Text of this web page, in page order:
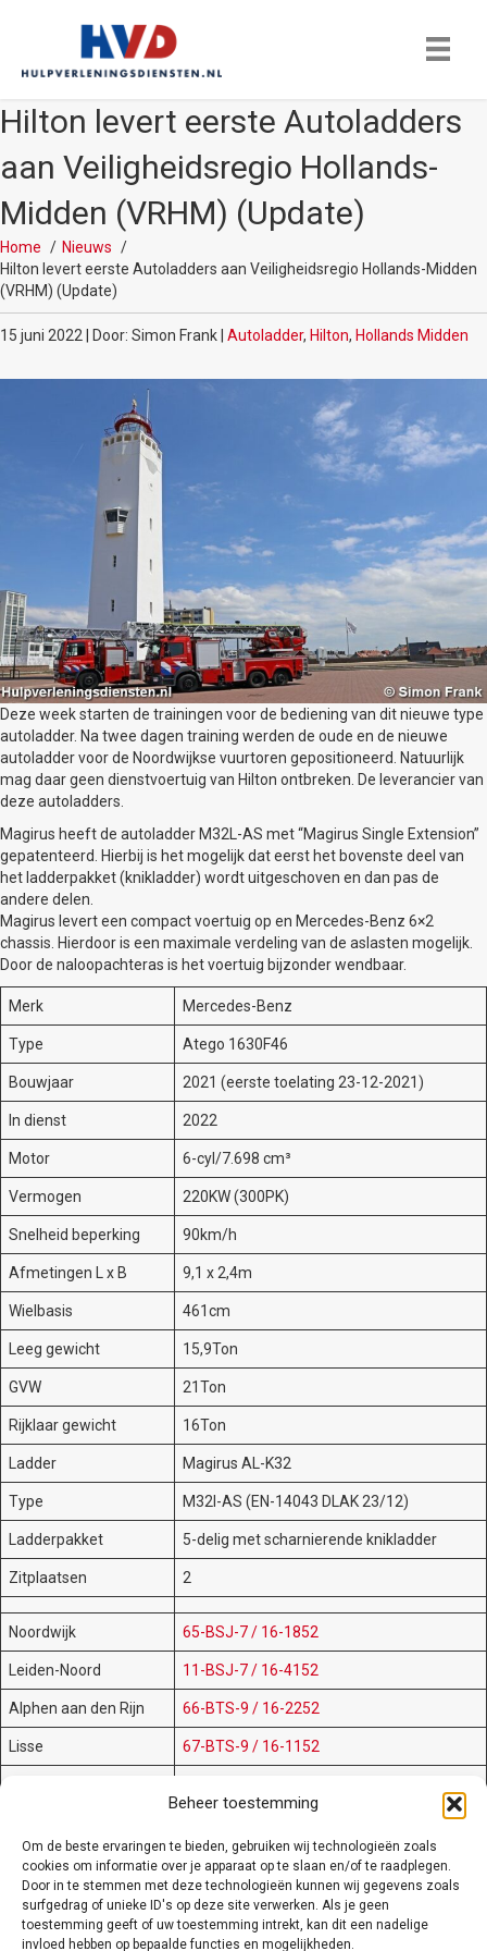
Beheer toestemming
Om de beste ervaringen te bieden, gebruiken wij technologieën zoals
cookies om informatie over je apparaat op te slaan en/of te raadplegen.
Door in te stemmen met deze technologieën kunnen wij gegevens zoals
surfgedrag of unieke ID's op deze site verwerken. Als je geen
toestemming geeft of uw toestemming intrekt, kan dit een nadelige
invloed hebben op bepaalde functies en mogelijkheden.
Hilton levert eerste Autoladders
aan Veiligheidsregio Hollands-
Midden (VRHM) (Update)
Home
Nieuws
Hilton levert eerste Autoladders aan Veiligheidsregio Hollands-Midden
(VRHM) (Update)
15 juni 2022 | Door: Simon Frank | Autoladder, Hilton, Hollands Midden
Deze week starten de trainingen voor de bediening van dit nieuwe type
autoladder. Na twee dagen training werden de oude en de nieuwe
autoladder voor de Noordwijkse vuurtoren gepositioneerd. Natuurlijk
mag daar geen dienstvoertuig van Hilton ontbreken. De leverancier van
deze autoladders.
Magirus heeft de autoladder M32L-AS met “Magirus Single Extension”
gepatenteerd. Hierbij is het mogelijk dat eerst het bovenste deel van
het ladderpakket (knikladder) wordt uitgeschoven en dan pas de
andere delen.
Magirus levert een compact voertuig op en Mercedes-Benz 6×2
chassis. Hierdoor is een maximale verdeling van de aslasten mogelijk.
Door de naloopachteras is het voertuig bijzonder wendbaar.
Merk Mercedes-Benz
Type Atego 1630F46
Bouwjaar 2021 (eerste toelating 23-12-2021)
In dienst 2022
Motor 6-cyl/7.698 cm³
Vermogen 220KW (300PK)
Snelheid beperking 90km/h
Afmetingen L x B 9,1 x 2,4m
Wielbasis 461cm
Leeg gewicht 15,9Ton
GVW 21Ton
Rijklaar gewicht 16Ton
Ladder Magirus AL-K32
Type M32l-AS (EN-14043 DLAK 23/12)
Ladderpakket 5-delig met scharnierende knikladder
Zitplaatsen 2
Noordwijk 65-BSJ-7 / 16-1852
Leiden-Noord 11-BSJ-7 / 16-4152
Alphen aan den Rijn 66-BTS-9 / 16-2252
Lisse 67-BTS-9 / 16-1152
Katwijk
73-BXN-9 / 16-1752
Voertuig en ladder zijn voorzien van ledverlichting en schijnwerpers.
Verder is dit voertuig voorzien van o.a. en afneembare korfmonitor,
brancard en brancard hulpframe.